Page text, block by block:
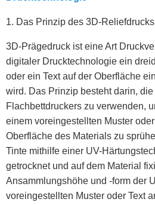
1. Das Prinzip des 3D-Reliefdrucks
3D-Prägedruck ist eine Art
digitaler Drucktechnologie ein
oder ein Text auf der Oberfläche
wird. Das Prinzip besteht darin,
Flachbettdruckers zu verwenden,
einem voreingestellten Muster
Oberfläche des Materials zu
Tinte mithilfe einer UV-
getrocknet und auf dem Material
Ansammlungshöhe und -form der
voreingestellten Muster oder Text